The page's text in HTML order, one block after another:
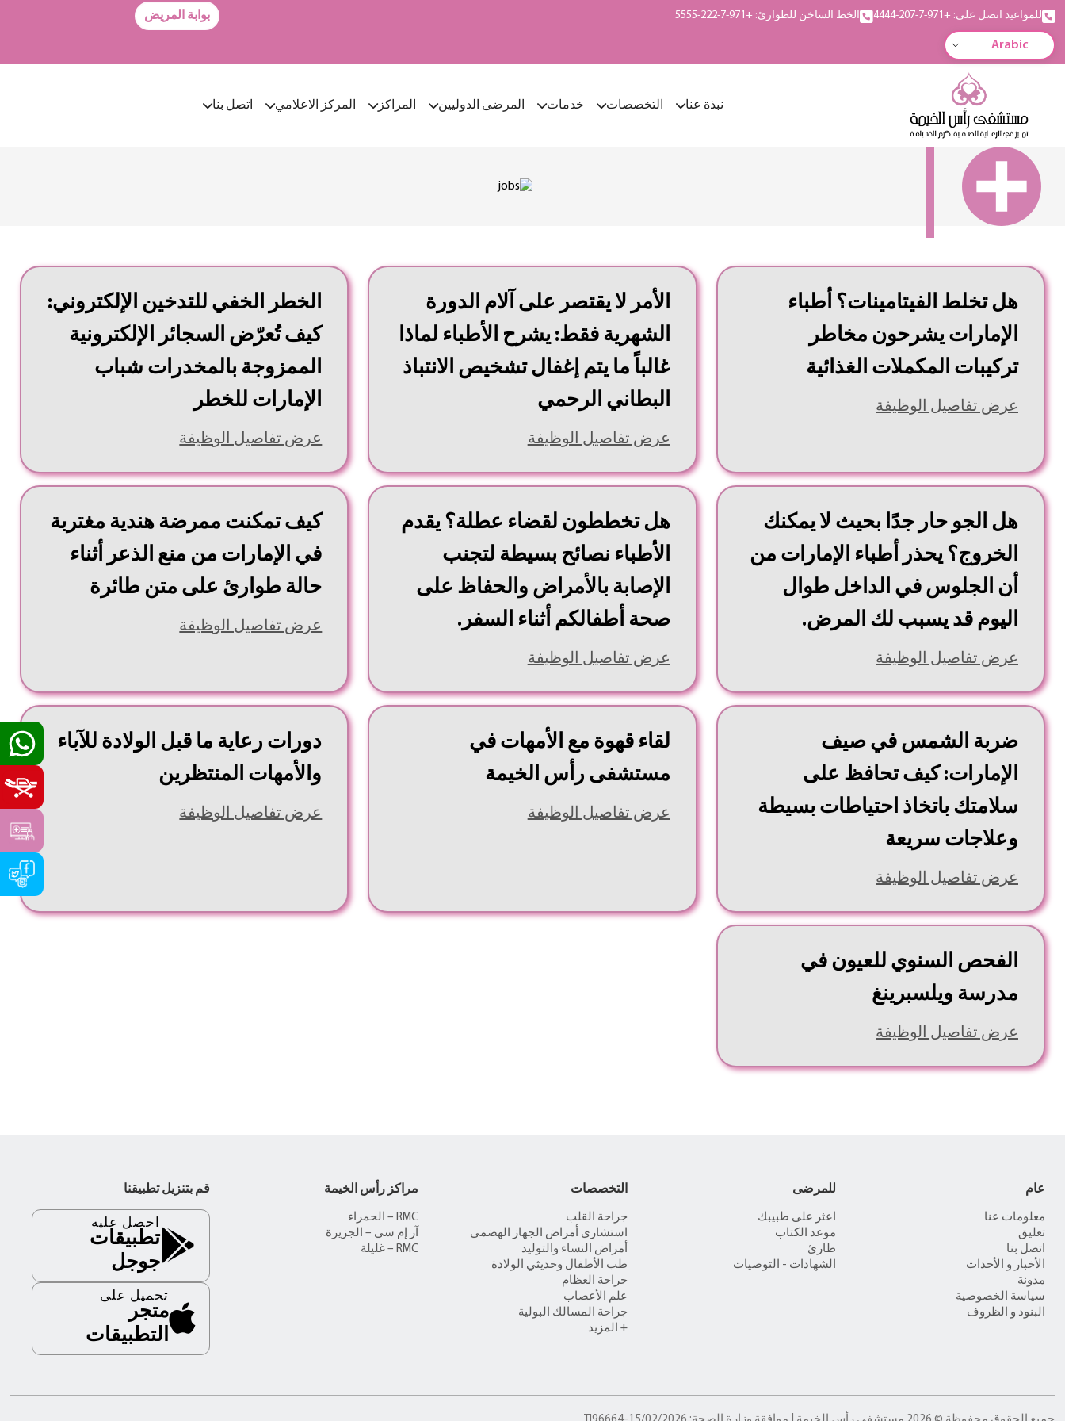
للمواعيد اتصل على: +971-7-207-4444 الخط الساخن للطوارئ: +971-7-222-5555 بوابة المريض
Arabic
نبذة عنا التخصصات خدمات المرضى الدوليين المراكز المركز الاعلامي اتصل بنا
هل تخلط الفيتامينات؟ أطباء
الإمارات يشرحون مخاطر
تركيبات المكملات الغذائية
عرض تفاصيل الوظيفة
الأمر لا يقتصر على آلام الدورة
الشهرية فقط: يشرح الأطباء لماذا
غالباً ما يتم إغفال تشخيص الانتباذ
البطاني الرحمي
عرض تفاصيل الوظيفة
الخطر الخفي للتدخين الإلكتروني:
كيف تُعرّض السجائر الإلكترونية
الممزوجة بالمخدرات شباب
الإمارات للخطر
عرض تفاصيل الوظيفة
هل الجو حار جدًا بحيث لا يمكنك
الخروج؟ يحذر أطباء الإمارات من
أن الجلوس في الداخل طوال
اليوم قد يسبب لك المرض.
عرض تفاصيل الوظيفة
هل تخططون لقضاء عطلة؟ يقدم
الأطباء نصائح بسيطة لتجنب
الإصابة بالأمراض والحفاظ على
صحة أطفالكم أثناء السفر.
عرض تفاصيل الوظيفة
كيف تمكنت ممرضة هندية مغتربة
في الإمارات من منع الذعر أثناء
حالة طوارئ على متن طائرة
عرض تفاصيل الوظيفة
ضربة الشمس في صيف
الإمارات: كيف تحافظ على
سلامتك باتخاذ احتياطات بسيطة
وعلاجات سريعة
عرض تفاصيل الوظيفة
لقاء قهوة مع الأمهات في
مستشفى رأس الخيمة
عرض تفاصيل الوظيفة
دورات رعاية ما قبل الولادة للآباء
والأمهات المنتظرين
عرض تفاصيل الوظيفة
الفحص السنوي للعيون في
مدرسة ويلسبرينغ
عرض تفاصيل الوظيفة
عام
معلومات عنا
تعليق
اتصل بنا
الأخبار و الأحداث
مدونة
سياسة الخصوصية
البنود و الظروف
للمرضى
اعثر على طبيبك
موعد الكتاب
طارئ
الشهادات - التوصيات
التخصصات
جراحة القلب
استشاري أمراض الجهاز الهضمي
أمراض النساء والتوليد
طب الأطفال وحديثي الولادة
جراحة العظام
علم الأعصاب
جراحة المسالك البولية
+ المزيد
مراكز رأس الخيمة
RMC – الحمراء
آر إم سي – الجزيرة
RMC – غليلة
قم بتنزيل تطبيقنا
احصل عليه
تطبيقات
جوجل
تحميل على
متجر
التطبيقات